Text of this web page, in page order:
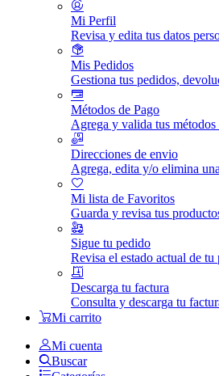
Mi Perfil
Revisa y edita tus datos
Mis Pedidos
Gestiona tus pedidos,
Métodos de Pago
Agrega y valida tus métodos
Direcciones de envio
Agrega, edita y/o elimina
Mi lista de Favoritos
Guarda y revisa tus
Sigue tu pedido
Revisa el estado actual de tu
Descarga tu factura
Consulta y descarga tu
Mi carrito
Mi cuenta
Buscar